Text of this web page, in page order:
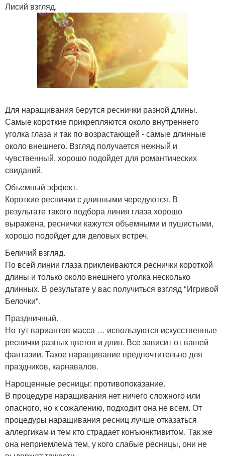
Лисий взгляд.
Для наращивания берутся реснички разной длины.
Самые короткие прикрепляются около внутреннего
уголка глаза и так по возрастающей - самые длинные
около внешнего. Взгляд получается нежный и
чувственный, хорошо подойдет для романтических
свиданий.
Объемный эффект.
Короткие реснички с длинными чередуются. В
результате такого подбора линия глаза хорошо
выражена, реснички кажутся объемными и пушистыми,
хорошо подойдет для деловых встреч.
Беличий взгляд.
По всей линии глаза приклеиваются реснички короткой
длины и только около внешнего уголка несколько
длинных. В результате у вас получиться взгляд "Игривой
Белочки".
Праздничный.
Но тут вариантов масса … используются искусственные
реснички разных цветов и длин. Все зависит от вашей
фантазии. Такое наращивание предпочтительно для
праздников, карнавалов.
Нарощенные ресницы: противопоказание.
В процедуре наращивания нет ничего сложного или
опасного, но к сожалению, подходит она не всем. От
процедуры наращивания ресниц лучше отказаться
аллергикам и тем кто страдает конъюнктивитом. Так же
она неприемлема тем, у кого слабые ресницы, они не